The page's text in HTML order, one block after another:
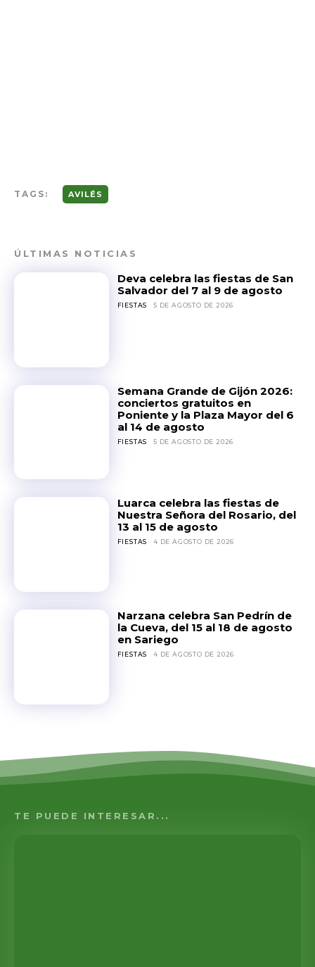
TAGS: AVILÉS
ÚLTIMAS NOTICIAS
Deva celebra las fiestas de San
Salvador del 7 al 9 de agosto
FIESTAS 5 DE AGOSTO DE 2026
Semana Grande de Gijón 2026:
conciertos gratuitos en
Poniente y la Plaza Mayor del 6
al 14 de agosto
FIESTAS 5 DE AGOSTO DE 2026
Luarca celebra las fiestas de
Nuestra Señora del Rosario, del
13 al 15 de agosto
FIESTAS 4 DE AGOSTO DE 2026
Narzana celebra San Pedrín de
la Cueva, del 15 al 18 de agosto
en Sariego
FIESTAS 4 DE AGOSTO DE 2026
TE PUEDE INTERESAR...